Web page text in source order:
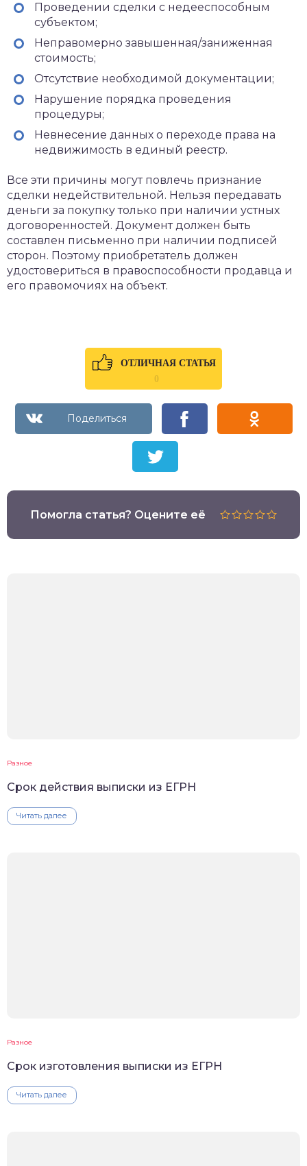
Проведении сделки с недееспособным
субъектом;
Неправомерно завышенная/заниженная
стоимость;
Отсутствие необходимой документации;
Нарушение порядка проведения
процедуры;
Невнесение данных о переходе права на
недвижимость в единый реестр.
Все эти причины могут повлечь признание
сделки недействительной. Нельзя передавать
деньги за покупку только при наличии устных
договоренностей. Документ должен быть
составлен письменно при наличии подписей
сторон. Поэтому приобретатель должен
удостовериться в правоспособности продавца и
его правомочиях на объект.
ОТЛИЧНАЯ СТАТЬЯ
0
Помогла статья? Оцените её
Разное
Срок действия выписки из ЕГРН
Читать далее
Разное
Срок изготовления выписки из ЕГРН
Читать далее